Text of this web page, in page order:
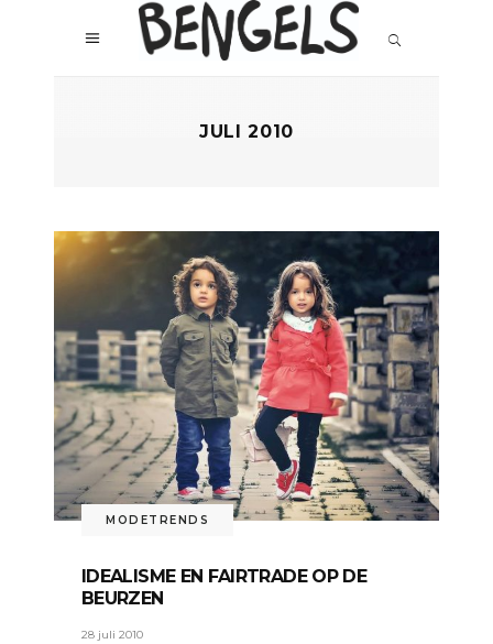
JULI 2010
MODETRENDS
IDEALISME EN FAIRTRADE OP DE
BEURZEN
28 juli 2010